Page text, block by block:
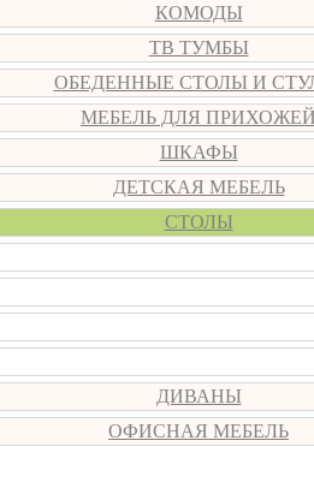
КОМОДЫ
ТВ ТУМБЫ
ОБЕДЕННЫЕ СТОЛЫ И
МЕБЕЛЬ ДЛЯ ПРИХОЖЕЙ
ШКАФЫ
ДЕТСКАЯ МЕБЕЛЬ
СТОЛЫ
ДИВАНЫ
ОФИСНАЯ МЕБЕЛЬ